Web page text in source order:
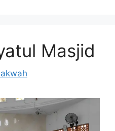
Masjid